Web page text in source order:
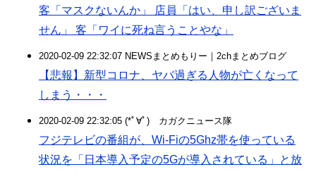
客「マスクないんか」 店員「はい、申し訳ございま
せん」 客「ワイに死ね言うことやな」
2020-02-09 22:32:07 NEWSまとめもりー｜2chまとめブログ
【悲報】新型コロナ、ヤバ過ぎる人物が亡くなって
しまう・・・
2020-02-09 22:32:05 (*ﾟ∀ﾟ)ゞカガクニュース隊
フジテレビの番組が、Wi-Fiの5Ghz帯を使っている
状況を「日本導入予定の5Gが導入されている」と放